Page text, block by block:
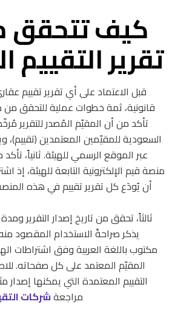
كيف
تقرير التقييم
قبل الاعتماد على أي تقرير تقييم
قانونية، ثمة خطوات عملية للتحقق من
تأكد من أن المقيّم المُصدر للتقرير
السعودية للمقيّمين المعتمدين
عبر الموقع الرسمي للهيئة. ثانياً،
منصة قيم الإلكترونية التابعة للهيئة، إذ
أن يُودَع كل تقرير تقييم في هذه
ثالثاً، تحقق من تاريخ إصدار التقرير
يذكر صراحةً الاستخدام المقصود
مكتوب باللغة العربية وفق اشتراطات
المقيّم المعتمد على كل صفحاته.
التقييم المعتمدة التي يمكنها إصدار
مراجعةشركات